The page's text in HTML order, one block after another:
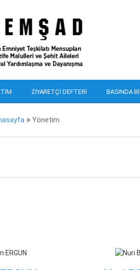
ZIYARETÇI DEFTERI BASINDA
» Yönetim